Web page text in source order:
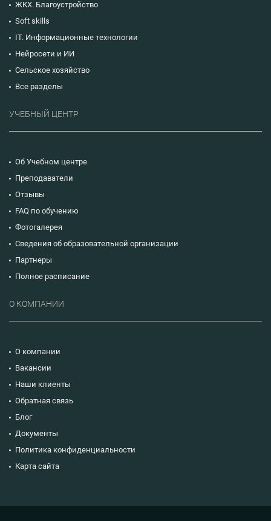
ЖКХ. Благоустройство
Soft skills
IT. Информационные технологии
Нейросети и ИИ
Сельское хозяйство
Все разделы
УЧЕБНЫЙ ЦЕНТР
Об Учебном центре
Преподаватели
Отзывы
FAQ по обучению
Фотогалерея
Сведения об образовательной организации
Партнеры
Полное расписание
О КОМПАНИИ
О компании
Вакансии
Наши клиенты
Обратная связь
Блог
Документы
Политика конфиденциальности
Карта сайта